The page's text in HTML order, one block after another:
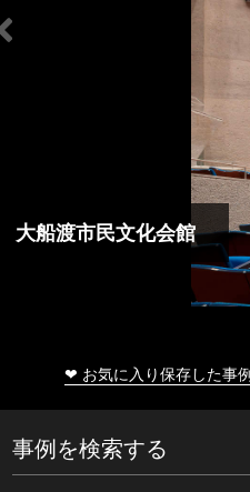
大船渡市民文化会館
❤ お気に入り保存した事
事例を検索する